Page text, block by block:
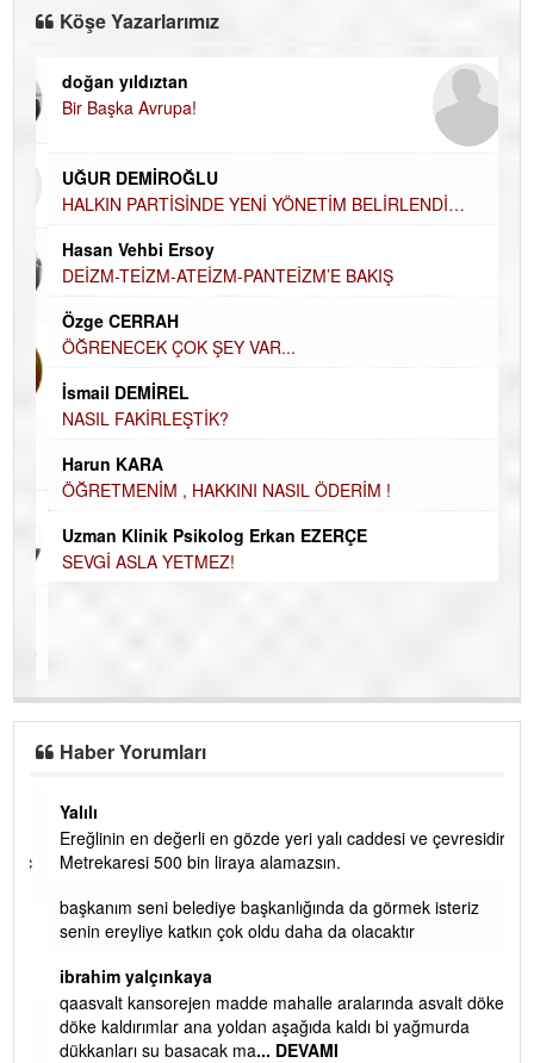
Köşe Yazarlarımız
doğan yıldıztan
Bir Başka Avrupa!
UĞUR DEMİROĞLU
HALKIN PARTİSİNDE YENİ YÖNETİM BELİRLENDİ…
Hasan Vehbi Ersoy
DEİZM-TEİZM-ATEİZM-PANTEİZM’E BAKIŞ
Özge CERRAH
ÖĞRENECEK ÇOK ŞEY VAR...
İsmail DEMİREL
NASIL FAKİRLEŞTİK?
Harun KARA
ÖĞRETMENİM , HAKKINI NASIL ÖDERİM !
Uzman Klinik Psikolog Erkan EZERÇE
Haber Yorumları
Yalılı
Ereğlinin en değerli en gözde yeri yalı caddesi ve çevresidir.
Metrekaresi 500 bin liraya alamazsın.
başkanım seni belediye başkanlığında da görmek isteriz
senin ereyliye katkın çok oldu daha da olacaktır
ibrahim yalçınkaya
qaasvalt kansorejen madde mahalle aralarında asvalt döke
döke kaldırımlar ana yoldan aşağıda kaldı bi yağmurda
dükkanları su basacak ma... DEVAMI